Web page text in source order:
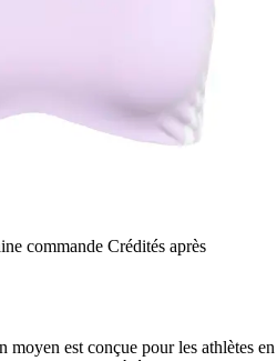
commande Crédités après
moyen est conçue pour les athlètes en